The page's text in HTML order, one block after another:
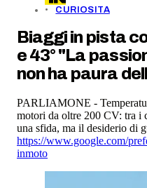
CURIOSITA
Biaggi in pista
e 43° "La
non ha paura
PARLIAMONE -
motori da oltre 200 CV: tra i
una sfida, ma il desiderio di
https://www.google.com/
inmoto